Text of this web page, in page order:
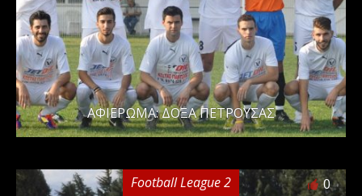
ΑΦΙΕΡΩΜΑ: ΔΟΞΑ ΠΕΤΡΟΥΣΑΣ
Football League 2 0